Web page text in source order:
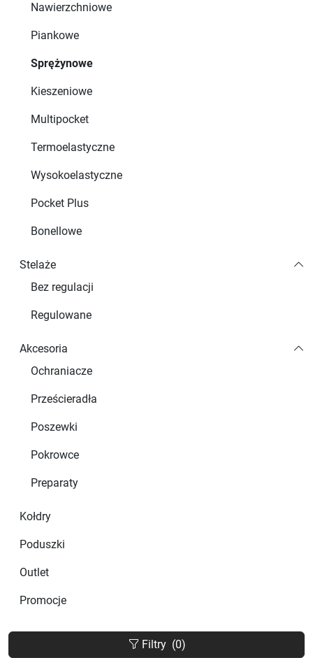
Nawierzchniowe
Piankowe
Sprężynowe
Kieszeniowe
Multipocket
Termoelastyczne
Wysokoelastyczne
Pocket Plus
Bonellowe
Stelaże
Bez regulacji
Regulowane
Akcesoria
Ochraniacze
Prześcieradła
Poszewki
Pokrowce
Preparaty
Kołdry
Poduszki
Outlet
Promocje
Filtry (0)